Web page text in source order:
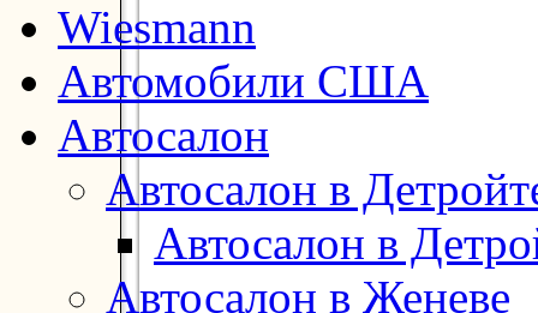
Wiesmann
Автомобили США
Автосалон
Автосалон в
Автосалон в
Автосалон в Женеве